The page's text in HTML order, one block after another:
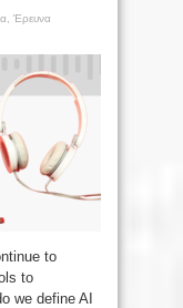
Έρευνα
to
to
we define AI